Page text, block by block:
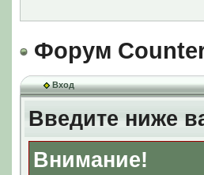
Форум
Вход
Введите ниже
Внимание!